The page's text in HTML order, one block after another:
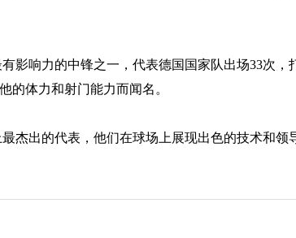
响力的中锋之一，代表德国国家队出场33次，
的体力和射门能力而闻名。
出的代表，他们在球场上展现出色的技术和领